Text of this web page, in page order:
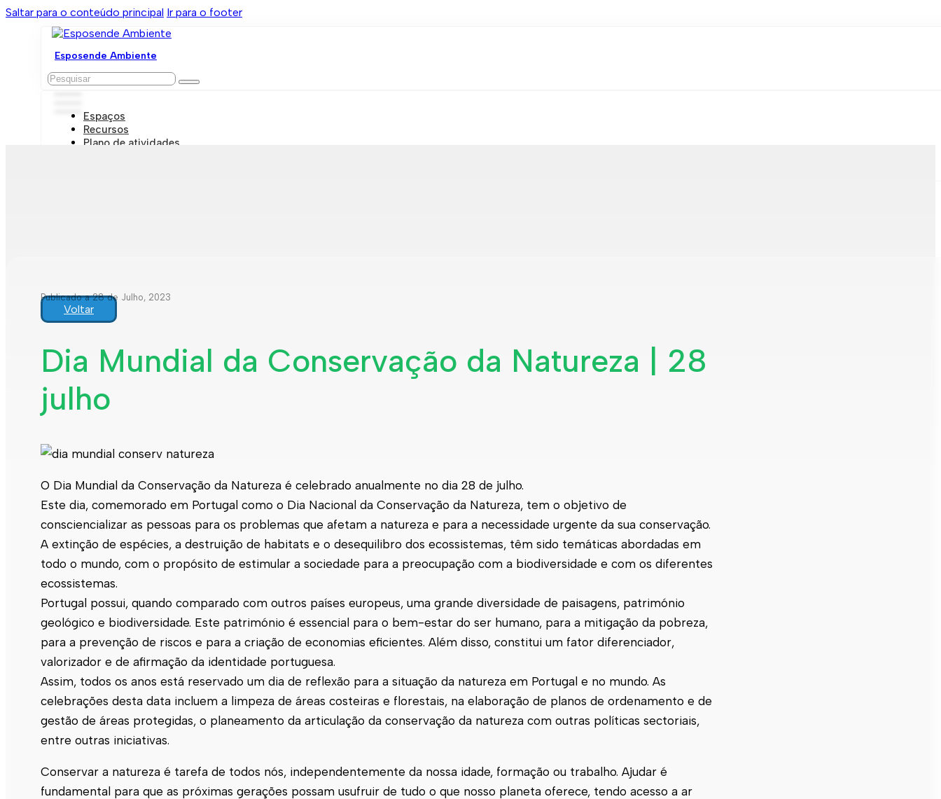
Saltar para o conteúdo principal Ir para o footer
Esposende Ambiente
Pesquisar
Espaços
Recursos
Plano de atividades
Publicado a 28 de Julho, 2023
Voltar
Dia Mundial da Conservação da Natureza | 28
julho
O Dia Mundial da Conservação da Natureza é celebrado anualmente no dia 28 de julho.
Este dia, comemorado em Portugal como o Dia Nacional da Conservação da Natureza, tem o objetivo de
consciencializar as pessoas para os problemas que afetam a natureza e para a necessidade urgente da sua conservação.
A extinção de espécies, a destruição de habitats e o desequilibro dos ecossistemas, têm sido temáticas abordadas em
todo o mundo, com o propósito de estimular a sociedade para a preocupação com a biodiversidade e com os diferentes
ecossistemas.
Portugal possui, quando comparado com outros países europeus, uma grande diversidade de paisagens, património
geológico e biodiversidade. Este património é essencial para o bem-estar do ser humano, para a mitigação da pobreza,
para a prevenção de riscos e para a criação de economias eficientes. Além disso, constitui um fator diferenciador,
valorizador e de afirmação da identidade portuguesa.
Assim, todos os anos está reservado um dia de reflexão para a situação da natureza em Portugal e no mundo. As
celebrações desta data incluem a limpeza de áreas costeiras e florestais, na elaboração de planos de ordenamento e de
gestão de áreas protegidas, o planeamento da articulação da conservação da natureza com outras políticas sectoriais,
entre outras iniciativas.
Conservar a natureza é tarefa de todos nós, independentemente da nossa idade, formação ou trabalho. Ajudar é
fundamental para que as próximas gerações possam usufruir de tudo o que nosso planeta oferece, tendo acesso a ar